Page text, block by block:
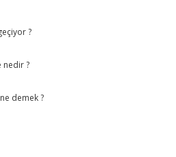
?
nedir ?
demek ?